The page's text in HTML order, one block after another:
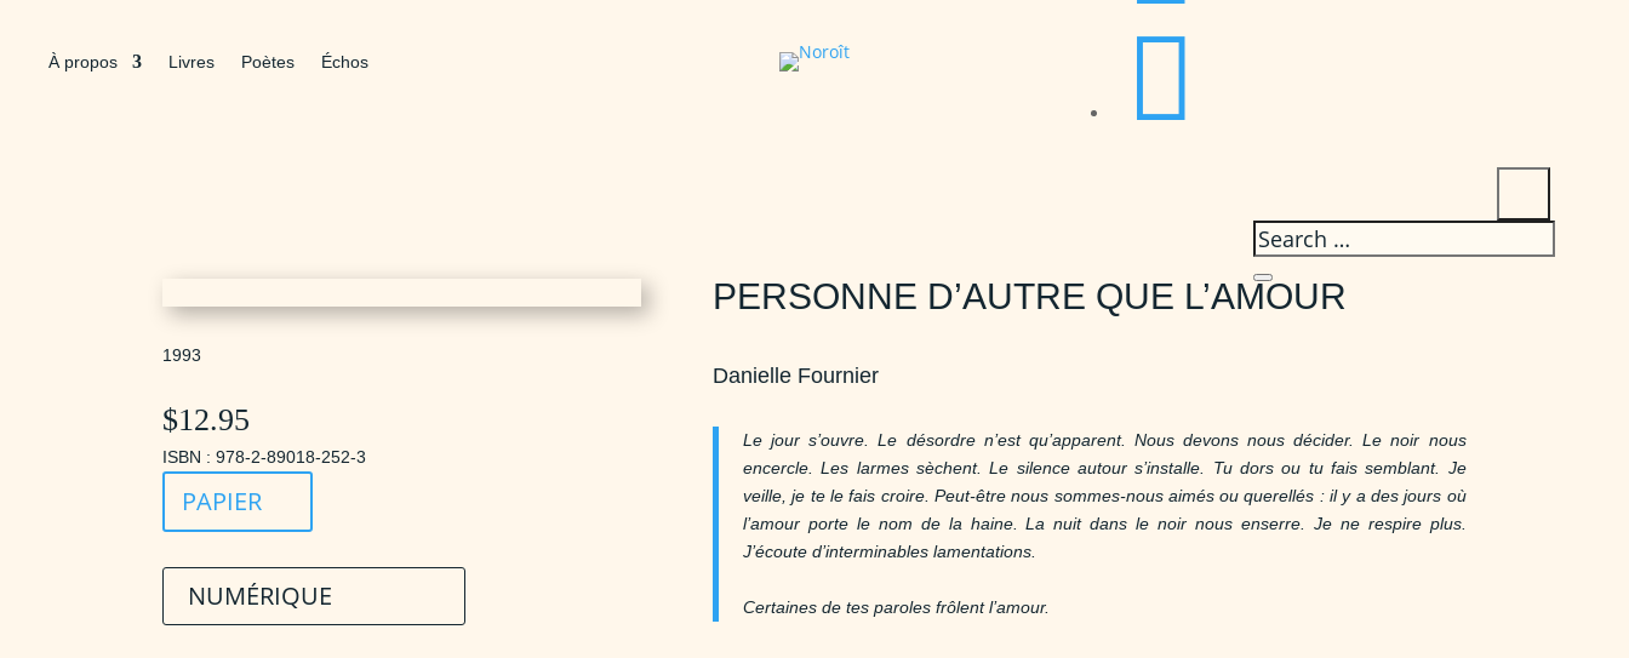
À propos Livres Poètes Échos

1993
$12.95
ISBN : 978-2-89018-252-3
PAPIER
NUMÉRIQUE
PERSONNE D’AUTRE QUE L’AMOUR
Danielle Fournier
Le jour s’ouvre. Le désordre n’est qu’apparent. Nous devons nous décider. Le noir nous
encercle. Les larmes sèchent. Le silence autour s’installe. Tu dors ou tu fais semblant. Je
veille, je te le fais croire. Peut-être nous sommes-nous aimés ou querellés : il y a des jours où
l’amour porte le nom de la haine. La nuit dans le noir nous enserre. Je ne respire plus.
J’écoute d’interminables lamentations.
Certaines de tes paroles frôlent l’amour.